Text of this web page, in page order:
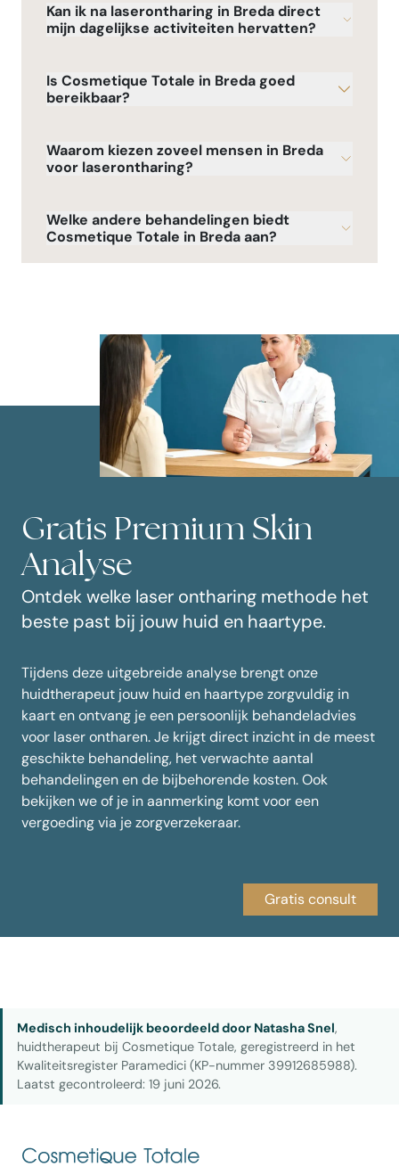
Kan ik na laserontharing in Breda direct
mijn dagelijkse activiteiten hervatten?
Is Cosmetique Totale in Breda goed
bereikbaar?
Waarom kiezen zoveel mensen in Breda
voor laserontharing?
Welke andere behandelingen biedt
Cosmetique Totale in Breda aan?
Gratis Premium Skin
Analyse
Ontdek welke laser ontharing methode het
beste past bij jouw huid en haartype.
Tijdens deze uitgebreide analyse brengt onze
huidtherapeut jouw huid en haartype zorgvuldig in
kaart en ontvang je een persoonlijk behandeladvies
voor laser ontharen. Je krijgt direct inzicht in de meest
geschikte behandeling, het verwachte aantal
behandelingen en de bijbehorende kosten. Ook
bekijken we of je in aanmerking komt voor een
vergoeding via je zorgverzekeraar.
Gratis consult
Medisch inhoudelijk beoordeeld door Natasha Snel,
huidtherapeut bij Cosmetique Totale, geregistreerd in het
Kwaliteitsregister Paramedici (KP-nummer 39912685988).
Laatst gecontroleerd: 19 juni 2026.